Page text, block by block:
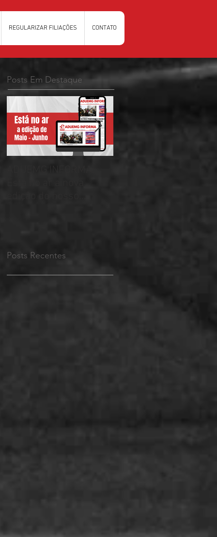
REGULARIZAR FILIAÇÕES CONTATO
Posts Em Destaque
Posts Recentes